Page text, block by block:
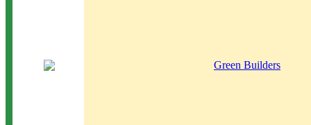
Green Builders